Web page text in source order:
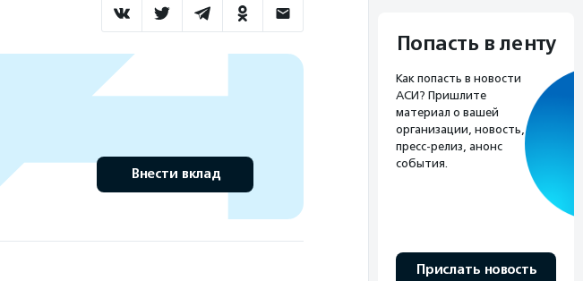
Внести вклад
Попасть в ленту
Как попасть в новости
АСИ? Пришлите
материал о вашей
организации, новость,
пресс-релиз, анонс
события.
Прислать новость